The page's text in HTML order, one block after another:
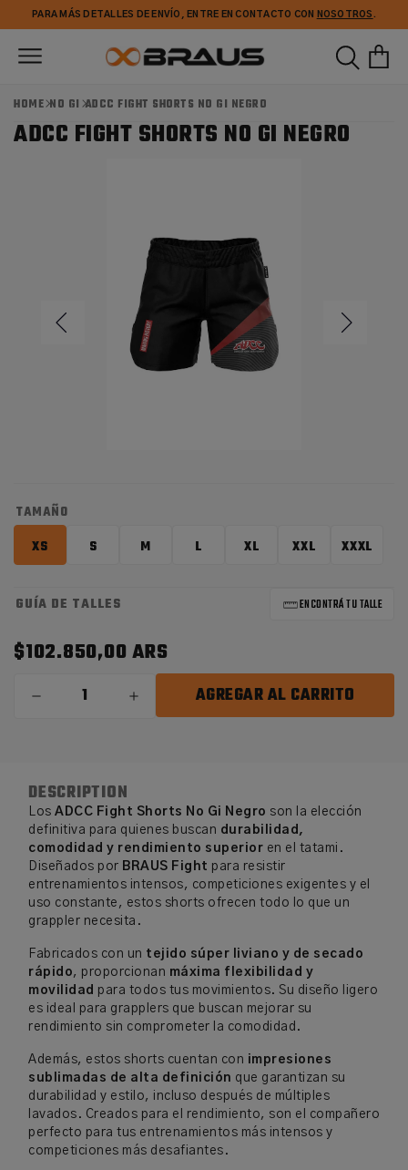
directamente
PARA MÁS DETALLES DE ENVÍO, ENTRE EN CONTACTO CON NOSOTROS .
HOME NO GI ADCC FIGHT SHORTS NO GI NEGRO
ADCC FIGHT SHORTS NO GI NEGRO
TAMAÑO
XSVARIANTE
AGOTADA
NO
DISPONIBLE
SVARIANTE
NO
DISPONIBLE
MVARIANTE
LVARIANTE
XLVARIANTE
DISPONIBLE
XXLVARIANTE
DISPONIBLE
XXXL
GUÍA DE TALLES ENCONTRÁ TU TALLE
$102.850,00 ARS
AGREGAR AL CARRITO
DESCRIPTION
Los ADCC Fight Shorts No Gi Negro son la elección
definitiva para quienes buscan durabilidad,
comodidad y rendimiento superior en el tatami.
Diseñados por BRAUS Fight para resistir
entrenamientos intensos, competiciones exigentes y el
uso constante, estos shorts ofrecen todo lo que un
grappler necesita.
Fabricados con un tejido súper liviano y de secado
rápido, proporcionan máxima flexibilidad y
movilidad para todos tus movimientos. Su diseño ligero
es ideal para grapplers que buscan mejorar su
rendimiento sin comprometer la comodidad.
Además, estos shorts cuentan con impresiones
sublimadas de alta definición que garantizan su
durabilidad y estilo, incluso después de múltiples
lavados. Creados para el rendimiento, son el compañero
perfecto para tus entrenamientos más intensos y
competiciones más desafiantes.